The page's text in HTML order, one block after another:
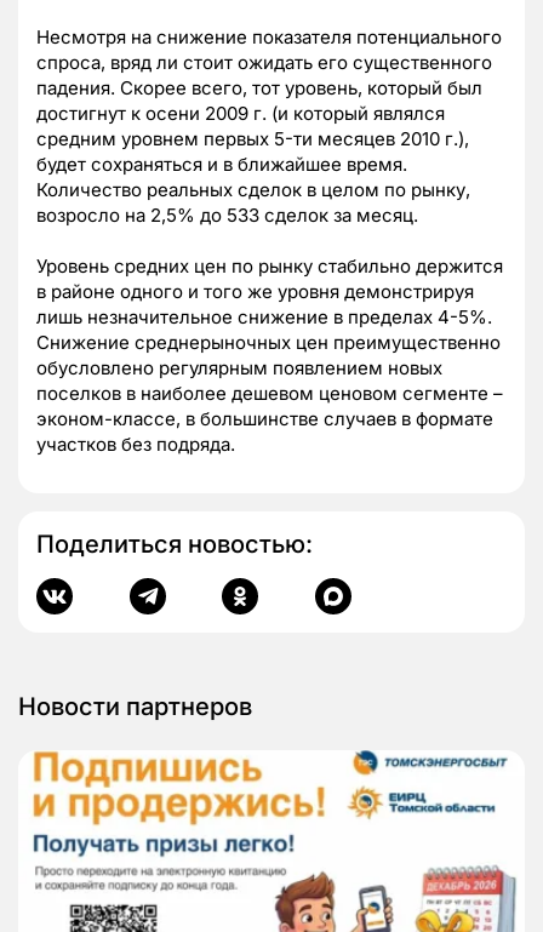
Несмотря на снижение показателя потенциального
спроса, вряд ли стоит ожидать его существенного
падения. Скорее всего, тот уровень, который был
достигнут к осени 2009 г. (и который являлся
средним уровнем первых 5-ти месяцев 2010 г.),
будет сохраняться и в ближайшее время.
Количество реальных сделок в целом по рынку,
возросло на 2,5% до 533 сделок за месяц.
Уровень средних цен по рынку стабильно держится
в районе одного и того же уровня демонстрируя
лишь незначительное снижение в пределах 4-5%.
Снижение среднерыночных цен преимущественно
обусловлено регулярным появлением новых
поселков в наиболее дешевом ценовом сегменте –
эконом-классе, в большинстве случаев в формате
участков без подряда.
Поделиться новостью:
Новости партнеров